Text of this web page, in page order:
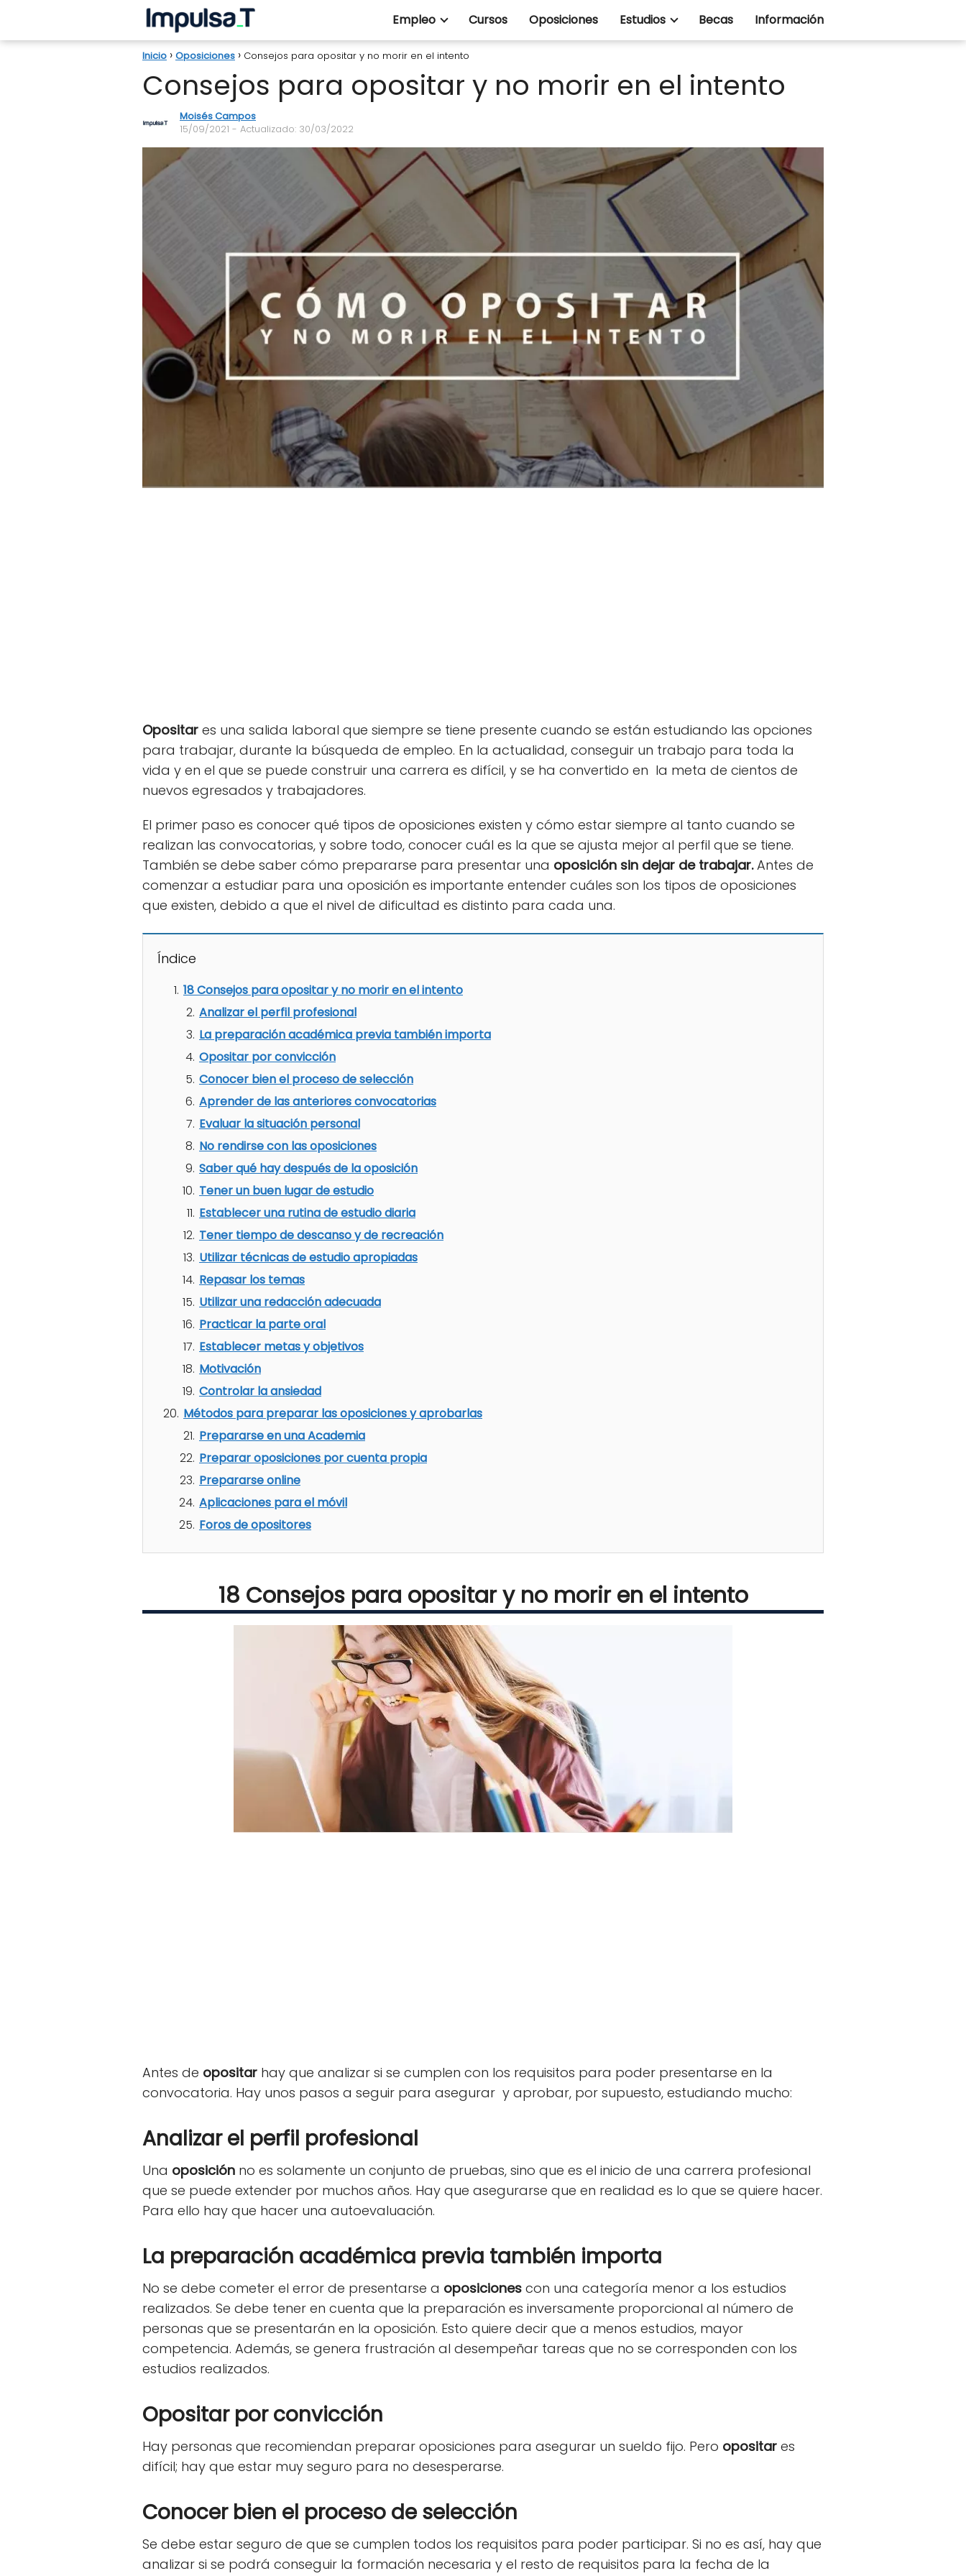
Empleo Cursos Oposiciones Estudios Becas Información
Inicio Oposiciones Consejos para opositar y no morir en el intento
Consejos para opositar y no morir en el intento
Moisés Campos
15/09/2021 - Actualizado: 30/03/2022
Opositar es una salida laboral que siempre se tiene presente cuando se están estudiando las opciones
para trabajar, durante la búsqueda de empleo. En la actualidad, conseguir un trabajo para toda la
vida y en el que se puede construir una carrera es difícil, y se ha convertido en la meta de cientos de
nuevos egresados ​​y trabajadores.
El primer paso es conocer qué tipos de oposiciones existen y cómo estar siempre al tanto cuando se
realizan las convocatorias, y sobre todo, conocer cuál es la que se ajusta mejor al perfil que se tiene.
También se debe saber cómo prepararse para presentar una oposición sin dejar de trabajar.Antes de
comenzar a estudiar para una oposición es importante entender cuáles son los tipos de oposiciones
que existen, debido a que el nivel de dificultad es distinto para cada una.
Índice
18 Consejos para opositar y no morir en el intento
Analizar el perfil profesional
La preparación académica previa también importa
Opositar por convicción
Conocer bien el proceso de selección
Aprender de las anteriores convocatorias
Evaluar la situación personal
No rendirse con las oposiciones
Saber qué hay después de la oposición
Tener un buen lugar de estudio
Establecer una rutina de estudio diaria
Tener tiempo de descanso y de recreación
Utilizar técnicas de estudio apropiadas
Repasar los temas
Utilizar una redacción adecuada
Practicar la parte oral
Establecer metas y objetivos
Motivación
Controlar la ansiedad
Métodos para preparar las oposiciones y aprobarlas
Prepararse en una Academia
Preparar oposiciones por cuenta propia
Prepararse online
Aplicaciones para el móvil
Foros de opositores
18 Consejos para opositar y no morir en el intento
Antes de opositar hay que analizar si se cumplen con los requisitos para poder presentarse en la
convocatoria. Hay unos pasos a seguir para asegurar y aprobar, por supuesto, estudiando mucho:
Analizar el perfil profesional
Una oposición no es solamente un conjunto de pruebas, sino que es el inicio de una carrera profesional
que se puede extender por muchos años. Hay que asegurarse que en realidad es lo que se quiere hacer.
Para ello hay que hacer una autoevaluación.
La preparación académica previa también importa
No se debe cometer el error de presentarse a oposiciones con una categoría menor a los estudios
realizados. Se debe tener en cuenta que la preparación es inversamente proporcional al número de
personas que se presentarán en la oposición. Esto quiere decir que a menos estudios, mayor
competencia. Además, se genera frustración al desempeñar tareas que no se corresponden con los
estudios realizados.
Opositar por convicción
Hay personas que recomiendan preparar oposiciones para asegurar un sueldo fijo. Pero opositar es
difícil; hay que estar muy seguro para no desesperarse.
Conocer bien el proceso de selección
Se debe estar seguro de que se cumplen todos los requisitos para poder participar. Si no es así, hay que
analizar si se podrá conseguir la formación necesaria y el resto de requisitos para la fecha de la